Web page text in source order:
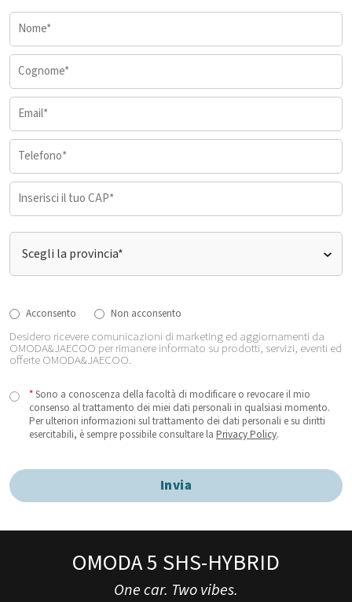
Acconsento Non acconsento
Desidero ricevere comunicazioni di marketing ed aggiornamenti da
OMODA&JAECOO per rimanere informato su prodotti, servizi, eventi ed
offerte OMODA&JAECOO.
*Sono a conoscenza della facoltà di modificare o revocare il mio
consenso al trattamento dei miei dati personali in qualsiasi momento.
Per ulteriori informazioni sul trattamento dei dati personali e su diritti
esercitabili, è sempre possibile consultare la Privacy Policy.
Invia
OMODA 5 SHS-HYBRID
One car. Two vibes.